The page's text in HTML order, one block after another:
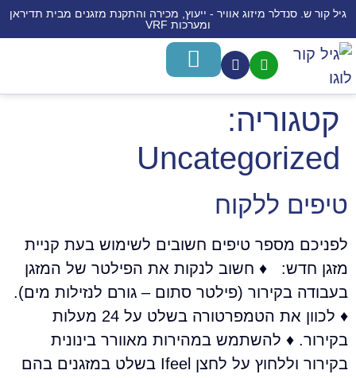
גיל קור ש. סנדלר מיזוג אוויר - ייעוץ, מכירה והתקנת מזגנים מבית תדיראן
ומערכות VRF
קטגוריה:
Uncategorized
טיפים ללקוח
לפניכם מספר טיפים חשובים לשימוש בעת קניית
מזגן חדש: ♦ חשוב לנקות את הפילטר של המזגן
בעבודה בקירור (פילטר סתום – גורם לנזילות מים).
♦ לכוון את הטמפרטורה בשלט על 24 מעלות
בקירור. ♦ להשתמש במהירות מאוורר בינונית
בקירור וללחוץ על לחצן Ifeel בשלט במזגנים בהם